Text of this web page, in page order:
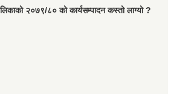
२०७९/८० को कार्यसम्पादन कस्तो लाग्यो ?